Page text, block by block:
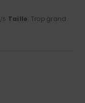
/5 Taille: Trop grand